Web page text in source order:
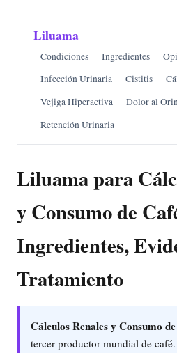
Liluama
Condiciones Ingredientes
Infección Urinaria
Cistitis
Vejiga Hiperactiva
Dolor al
Retención Urinaria
Liluama para
y Consumo de
Ingredientes,
Tratamiento
Cálculos Renales y Consumo
tercer productor mundial de